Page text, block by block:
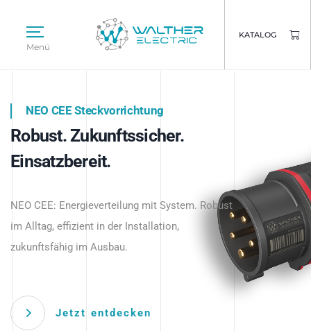
Menü
KATALOG
Intelligente Stromverteilung
beginnt hier.
NEO CEE Steckvorrichtung
Robust. Zukunftssicher.
Einsatzbereit.
NEO CEE: Energieverteilung mit System. Robust
im Alltag, effizient in der Installation,
zukunftsfähig im Ausbau.
Jetzt entdecken
Intelligenz trifft Energie.
Anwendungen – robust, IP-geschützt und
zukunftsfähig.